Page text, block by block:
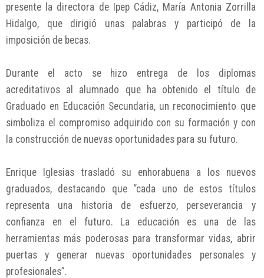
presente la directora de Ipep Cádiz, María Antonia Zorrilla
Hidalgo, que dirigió unas palabras y participó de la
imposición de becas.
Durante el acto se hizo entrega de los diplomas
acreditativos al alumnado que ha obtenido el título de
Graduado en Educación Secundaria, un reconocimiento que
simboliza el compromiso adquirido con su formación y con
la construcción de nuevas oportunidades para su futuro.
Enrique Iglesias trasladó su enhorabuena a los nuevos
graduados, destacando que “cada uno de estos títulos
representa una historia de esfuerzo, perseverancia y
confianza en el futuro. La educación es una de las
herramientas más poderosas para transformar vidas, abrir
puertas y generar nuevas oportunidades personales y
profesionales”.